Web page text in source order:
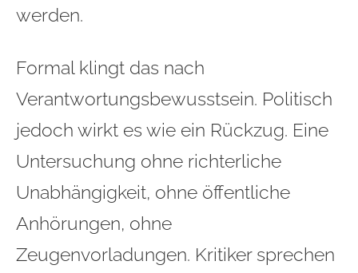
werden.
Formal klingt das nach
Verantwortungsbewusstsein. Politisch
jedoch wirkt es wie ein Rückzug. Eine
Untersuchung ohne richterliche
Unabhängigkeit, ohne öffentliche
Anhörungen, ohne
Zeugenvorladungen. Kritiker sprechen